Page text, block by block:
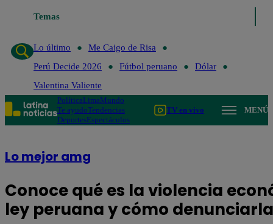
Temas
Lo último
Me Caigo de Risa
Perú Decide 2026
Fútbol peruano
Dólar
Valentina Valiente
PolíticaLimaMundo
Te ayudoTendencias
DeportesEspectáculos
TV en vivo MENÚ
Lo mejor amg
Conoce qué es la violencia
ley peruana y cómo denunciarla